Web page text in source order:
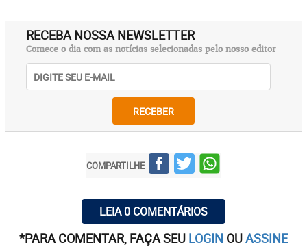
RECEBA NOSSA NEWSLETTER
Comece o dia com as notícias selecionadas pelo nosso editor
RECEBER
COMPARTILHE
LEIA 0 COMENTÁRIOS
*PARA COMENTAR, FAÇA SEU LOGIN OUASSINE